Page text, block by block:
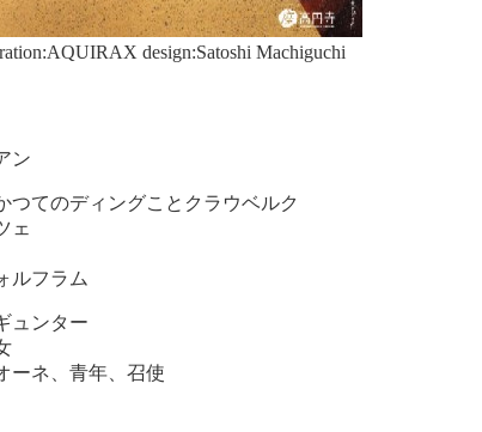
design:Satoshi Machiguchi
ン
てのディングことクラウベルク
ェ
フラム
ンター
ネ、青年、召使